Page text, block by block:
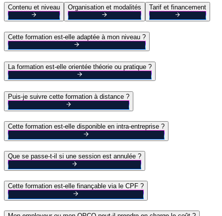
Contenu et niveau Organisation et modalités Tarif et financement
Cette formation est-elle adaptée à mon niveau ?
La formation est-elle orientée théorie ou pratique ?
Puis-je suivre cette formation à distance ?
Cette formation est-elle disponible en intra-entreprise ?
Que se passe-t-il si une session est annulée ?
Cette formation est-elle finançable via le CPF ?